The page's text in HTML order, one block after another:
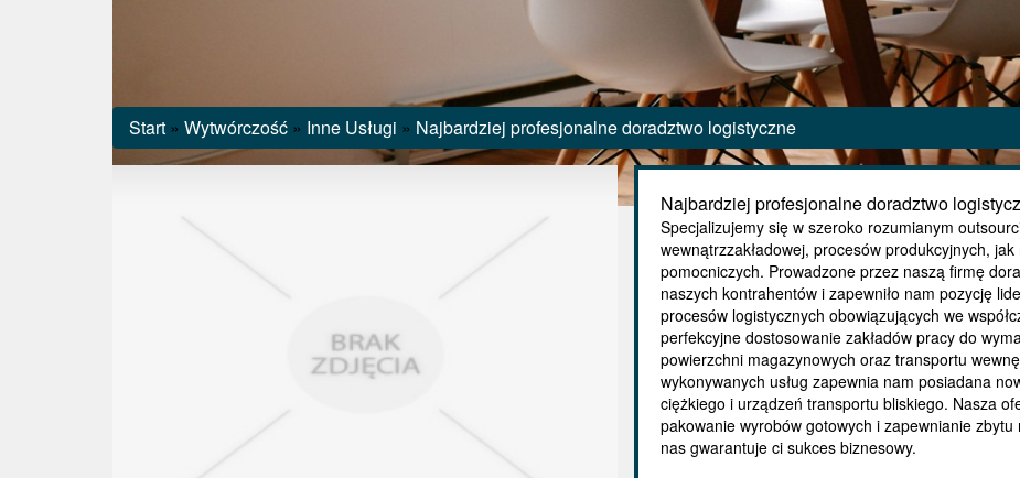
Start » Wytwórczość » Inne Usługi » Najbardziej profesjonalne doradztwo logistyczne
Najbardziej profesjonalne doradztwo
Specjalizujemy się w szeroko rozumianym
wewnątrzzakładowej, procesów produkcyjnych,
pomocniczych. Prowadzone przez naszą firmę
naszych kontrahentów i zapewniło nam pozycję
procesów logistycznych obowiązujących we
perfekcyjne dostosowanie zakładów pracy do
powierzchni magazynowych oraz transportu
wykonywanych usług zapewnia nam posiadana
ciężkiego i urządzeń transportu bliskiego. Nasza
pakowanie wyrobów gotowych i zapewnianie
nas gwarantuje ci sukces biznesowy.